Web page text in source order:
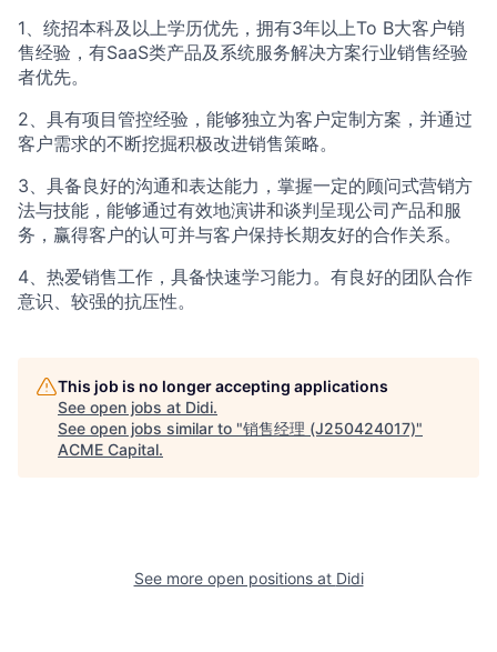
1、统招本科及以上学历优先，拥有3年以上To B大客户销
售经验，有SaaS类产品及系统服务解决方案行业销售经验
者优先。
2、具有项目管控经验，能够独立为客户定制方案，并通过
客户需求的不断挖掘积极改进销售策略。
3、具备良好的沟通和表达能力，掌握一定的顾问式营销方
法与技能，能够通过有效地演讲和谈判呈现公司产品和服
务，赢得客户的认可并与客户保持长期友好的合作关系。
4、热爱销售工作，具备快速学习能力。有良好的团队合作
意识、较强的抗压性。
This job is no longer accepting applications
See open jobs at Didi.
See open jobs similar to "销售经理 (J250424017)"
ACME Capital.
See more open positions at Didi